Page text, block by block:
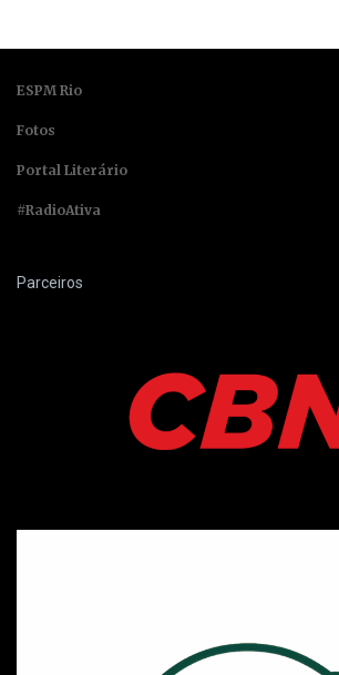
ESPM Rio
Fotos
Portal Literário
#RadioAtiva
Parceiros